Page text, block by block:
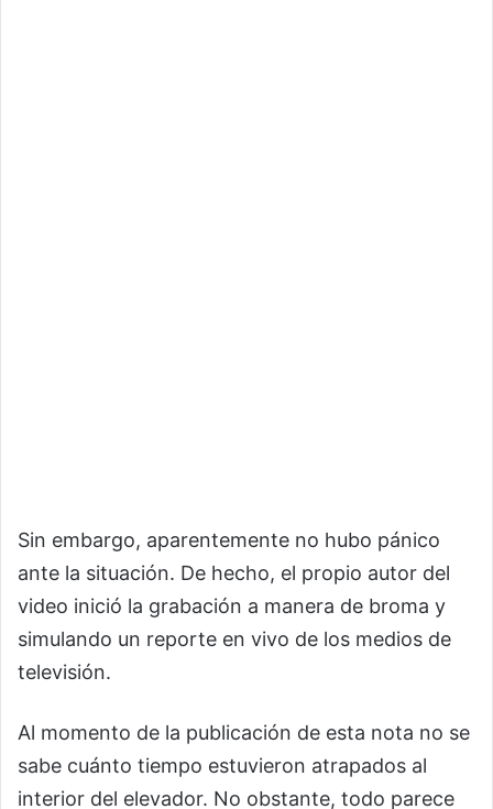
Sin embargo, aparentemente no hubo pánico
ante la situación. De hecho, el propio autor del
video inició la grabación a manera de broma y
simulando un reporte en vivo de los medios de
televisión.
Al momento de la publicación de esta nota no se
sabe cuánto tiempo estuvieron atrapados al
interior del elevador. No obstante, todo parece